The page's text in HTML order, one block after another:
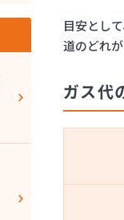
目安とし
道のどれ
ガス代